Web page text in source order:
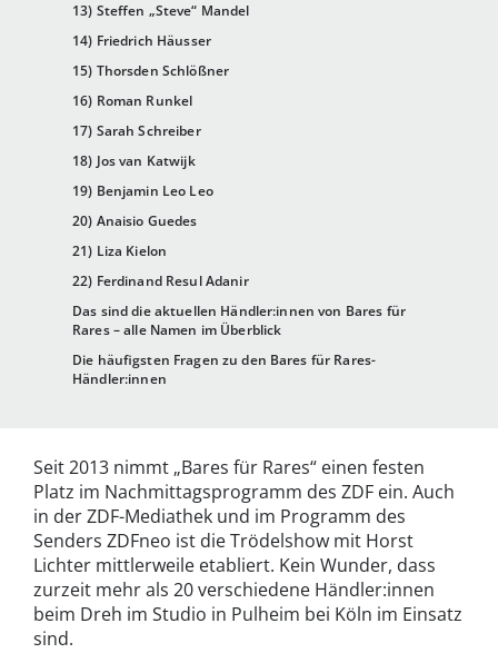
13) Steffen „Steve“ Mandel
14) Friedrich Häusser
15) Thorsden Schlößner
16) Roman Runkel
17) Sarah Schreiber
18) Jos van Katwijk
19) Benjamin Leo Leo
20) Anaisio Guedes
21) Liza Kielon
22) Ferdinand Resul Adanir
Das sind die aktuellen Händler:innen von Bares für
Rares – alle Namen im Überblick
Die häufigsten Fragen zu den Bares für Rares-
Händler:innen
Seit 2013 nimmt „Bares für Rares“ einen festen
Platz im Nachmittagsprogramm des ZDF ein. Auch
in der ZDF-Mediathek und im Programm des
Senders ZDFneo ist die Trödelshow mit Horst
Lichter mittlerweile etabliert. Kein Wunder, dass
zurzeit mehr als 20 verschiedene Händler:innen
beim Dreh im Studio in Pulheim bei Köln im Einsatz
sind.